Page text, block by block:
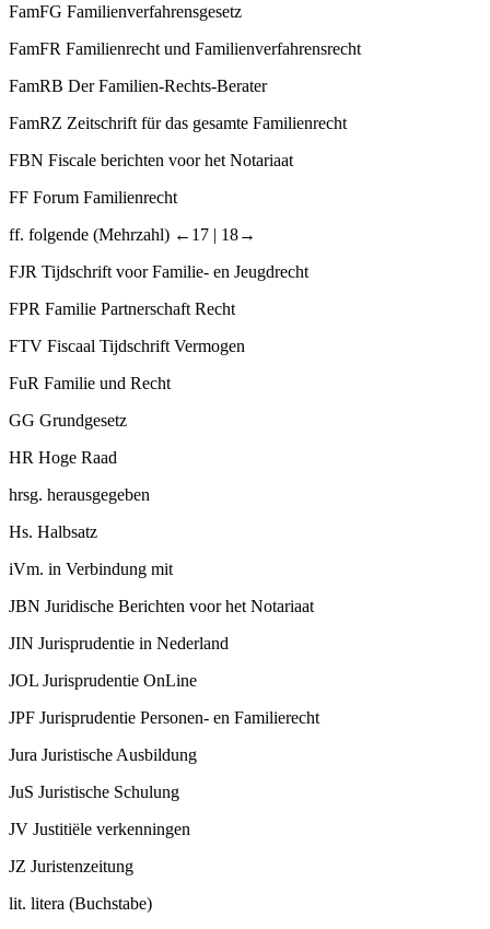
FamFG Familienverfahrensgesetz
FamFR Familienrecht und Familienverfahrensrecht
FamRB Der Familien-Rechts-Berater
FamRZ Zeitschrift für das gesamte Familienrecht
FBN Fiscale berichten voor het Notariaat
FF Forum Familienrecht
ff. folgende (Mehrzahl) ←17 | 18→
FJR Tijdschrift voor Familie- en Jeugdrecht
FPR Familie Partnerschaft Recht
FTV Fiscaal Tijdschrift Vermogen
FuR Familie und Recht
GG Grundgesetz
HR Hoge Raad
hrsg. herausgegeben
Hs. Halbsatz
iVm. in Verbindung mit
JBN Juridische Berichten voor het Notariaat
JIN Jurisprudentie in Nederland
JOL Jurisprudentie OnLine
JPF Jurisprudentie Personen- en Familierecht
Jura Juristische Ausbildung
JuS Juristische Schulung
JV Justitiële verkenningen
JZ Juristenzeitung
lit. litera (Buchstabe)